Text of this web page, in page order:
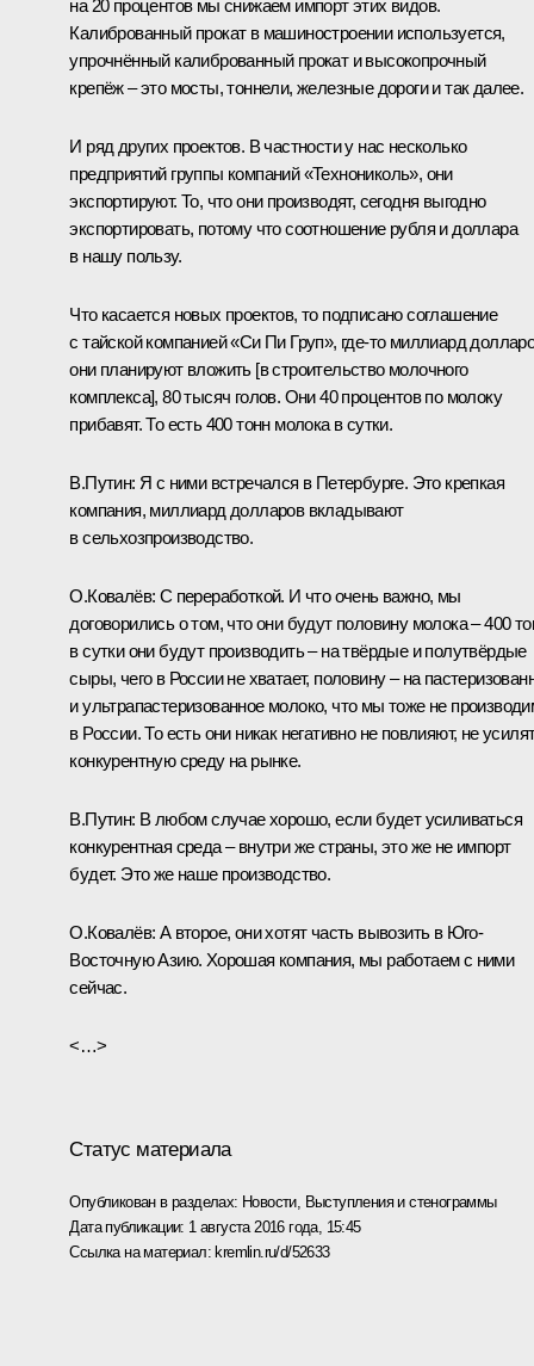
на 20 процентов мы снижаем импорт этих видов.
Калиброванный прокат в машиностроении используется,
упрочнённый калиброванный прокат и высокопрочный
крепёж – это мосты, тоннели, железные дороги и так далее.
И ряд других проектов. В частности у нас несколько
предприятий группы компаний «Технониколь», они
экспортируют. То, что они производят, сегодня выгодно
экспортировать, потому что соотношение рубля и доллара
в нашу пользу.
Что касается новых проектов, то подписано соглашение
с тайской компанией «Си Пи Груп», где‑то миллиард
они планируют вложить [в строительство молочного
комплекса], 80 тысяч голов. Они 40 процентов по молоку
прибавят. То есть 400 тонн молока в сутки.
В.Путин: Я с ними встречался в Петербурге. Это крепкая
компания, миллиард долларов вкладывают
в сельхозпроизводство.
О.Ковалёв: С переработкой. И что очень важно, мы
договорились о том, что они будут половину молока – 400
в сутки они будут производить – на твёрдые и полутвёрдые
сыры, чего в России не хватает, половину – на
и ультрапастеризованное молоко, что мы тоже не
в России. То есть они никак негативно не повлияют, не
конкурентную среду на рынке.
В.Путин: В любом случае хорошо, если будет усиливаться
конкурентная среда – внутри же страны, это же не импорт
будет. Это же наше производство.
О.Ковалёв: А второе, они хотят часть вывозить в Юго-
Восточную Азию. Хорошая компания, мы работаем с ними
сейчас.
<…>
Статус материала
Опубликован в разделах: Новости, Выступления и стенограммы
Дата публикации: 1 августа 2016 года, 15:45
Ссылка на материал: kremlin.ru/d/52633